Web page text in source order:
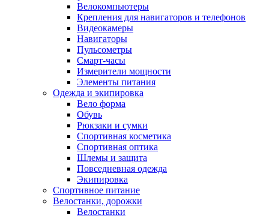
Велокомпьютеры
Крепления для навигаторов и телефонов
Видеокамеры
Навигаторы
Пульсометры
Смарт-часы
Измерители мощности
Элементы питания
Одежда и экипировка
Вело форма
Обувь
Рюкзаки и сумки
Спортивная косметика
Спортивная оптика
Шлемы и защита
Повседневная одежда
Экипировка
Спортивное питание
Велостанки, дорожки
Велостанки